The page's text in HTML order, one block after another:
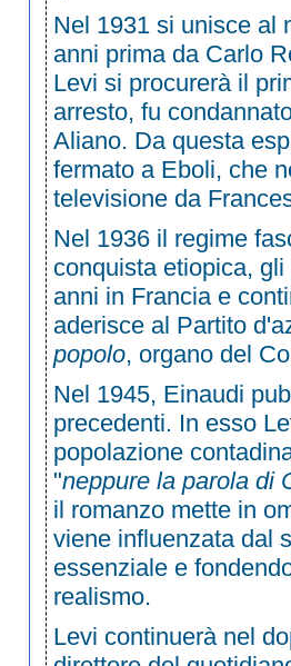
Nel 1931 si unisce al
anni prima da Carlo
Levi si procurerà il
arresto, fu
Aliano. Da questa
fermato a Eboli, che
televisione da
Nel 1936 il regime
conquista etiopica, gli
anni in Franciae
aderisce al Partito
popolo, organo del
Nel 1945, Einaudi
precedenti. In esso
popolazione
"neppure la parola di
il romanzo mette in
viene influenzata dal
essenziale e
realismo.
Levi continuerà nel